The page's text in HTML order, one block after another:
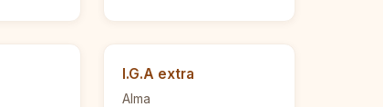
I.G.A extra
Alma